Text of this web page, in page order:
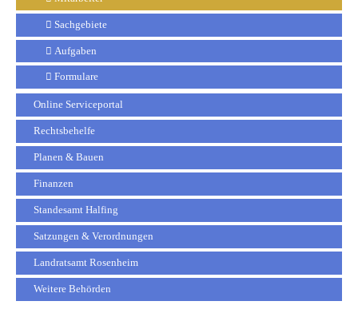
Sachgebiete
Aufgaben
Formulare
Online Serviceportal
Rechtsbehelfe
Planen & Bauen
Finanzen
Standesamt Halfing
Satzungen & Verordnungen
Landratsamt Rosenheim
Weitere Behörden